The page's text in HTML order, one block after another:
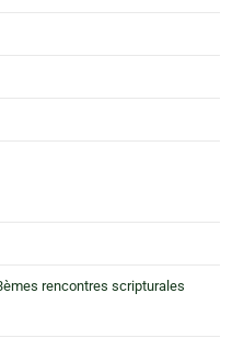
rencontres scripturales